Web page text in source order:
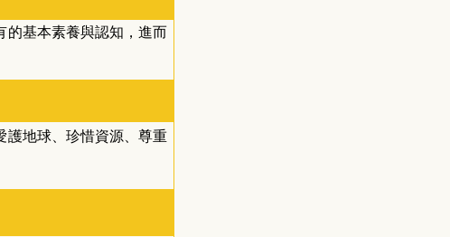
的基本素養與認知，進而
護地球、珍惜資源、尊重